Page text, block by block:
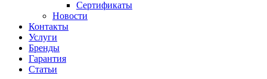
Сертификаты
Новости
Контакты
Услуги
Бренды
Гарантия
Статьи